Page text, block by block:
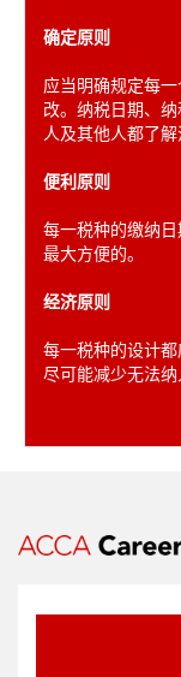
确定原则
应当明确规定每
改。纳税日期、
人及其他人都了解
便利原则
每一税种的缴纳
最大方便的。
经济原则
每一税种的设计
尽可能减少无法纳